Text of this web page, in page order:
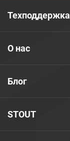
STOUT
Блог
О нас
Техподдержка